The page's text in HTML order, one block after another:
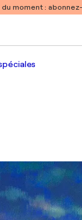
moment :